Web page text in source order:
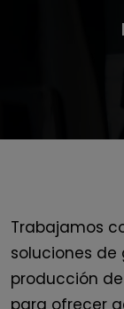
Trabajamos
soluciones de
producción
para ofrecer